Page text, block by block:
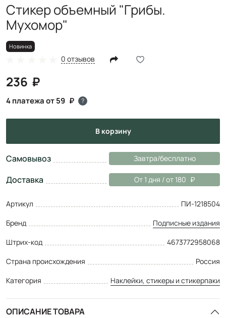
Стикер объемный "Грибы.
Мухомор"
Новинка
0 отзывов
236
4 платежа от 59 ?
в корзину
Самовывоз Завтра/бесплатно
Доставка От 1 дня / от 180
Артикул
ПИ-1218504
Бренд
Подписные издания
Штрих-код
4673772958068
Страна происхождения
Россия
Категория
Наклейки, стикеры и стикерпаки
ОПИСАНИЕ ТОВАРА